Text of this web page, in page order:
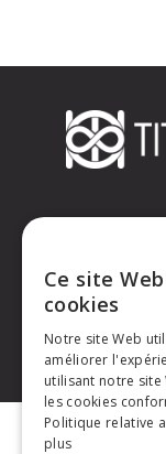
Titanium
Tél. : +33
E-mail :
Ce site
cookies
Notre site Web
améliorer
utilisant notre site
les cookies
Politique relative
plus